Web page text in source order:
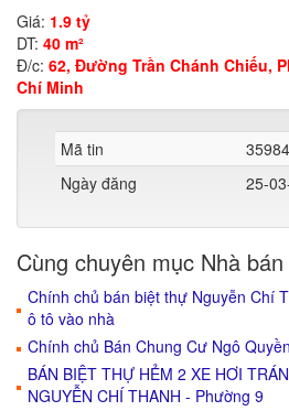
Giá: 1.9 tỷ
DT: 40 m²
Đ/c: 62, Đường Trần Chánh Chiếu,
Chí Minh
Mã tin
Ngày đăng
25-
Cùng chuyên mục Nhà
Chính chủ bán biệt thự Nguyễn Chí
ô tô vào nhà
Chính chủ Bán Chung Cư Ngô
BÁN BIỆT THỰ HẺM 2 XE HƠI
NGUYỄN CHÍ THANH - Phường 9